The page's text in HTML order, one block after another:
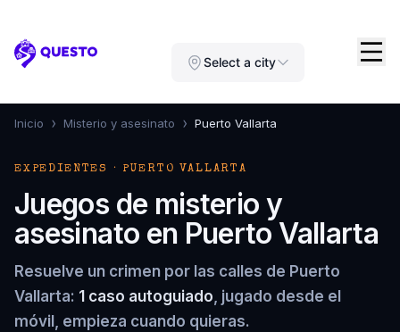
Questo Select a city
Inicio › Misterio y asesinato › Puerto Vallarta
EXPEDIENTES · PUERTO VALLARTA
Juegos de misterio y
asesinato en Puerto Vallarta
Resuelve un crimen por las calles de Puerto
Vallarta: 1 caso autoguiado, jugado desde el
móvil, empieza cuando quieras.